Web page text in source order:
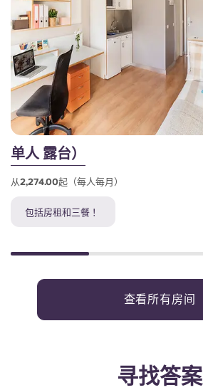
单人 露台）
从2,274.00起（每人每月）
包括房租和三餐 ！
查看所有房间
寻找答案